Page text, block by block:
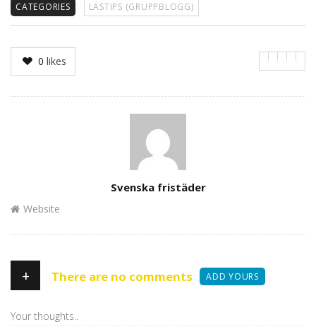
CATEGORIES LÄSTIPS (GRUPPBLOGG)
0 likes
Svenska fristäder
Website
+ There are no comments ADD YOURS